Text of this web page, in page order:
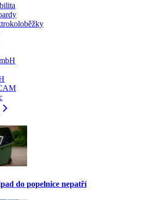
do popelnice nepatří